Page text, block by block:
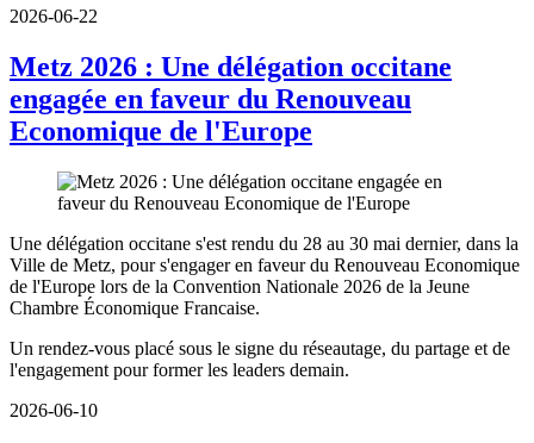
2026-06-22
Metz 2026 : Une délégation occitane
engagée en faveur du Renouveau
Economique de l'Europe
Une délégation occitane s'est rendu du 28 au 30 mai dernier, dans la
Ville de Metz, pour s'engager en faveur du Renouveau Economique
de l'Europe lors de la Convention Nationale 2026 de la Jeune
Chambre Économique Francaise.
Un rendez-vous placé sous le signe du réseautage, du partage et de
l'engagement pour former les leaders demain.
2026-06-10